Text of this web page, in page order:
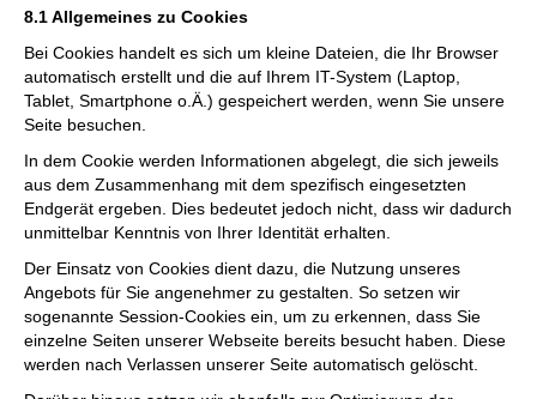
8.1 Allgemeines zu Cookies
Bei Cookies handelt es sich um kleine Dateien, die Ihr Browser
automatisch erstellt und die auf Ihrem IT-System (Laptop,
Tablet, Smartphone o.Ä.) gespeichert werden, wenn Sie unsere
Seite besuchen.
In dem Cookie werden Informationen abgelegt, die sich jeweils
aus dem Zusammenhang mit dem spezifisch eingesetzten
Endgerät ergeben. Dies bedeutet jedoch nicht, dass wir dadurch
unmittelbar Kenntnis von Ihrer Identität erhalten.
Der Einsatz von Cookies dient dazu, die Nutzung unseres
Angebots für Sie angenehmer zu gestalten. So setzen wir
sogenannte Session-Cookies ein, um zu erkennen, dass Sie
einzelne Seiten unserer Webseite bereits besucht haben. Diese
werden nach Verlassen unserer Seite automatisch gelöscht.